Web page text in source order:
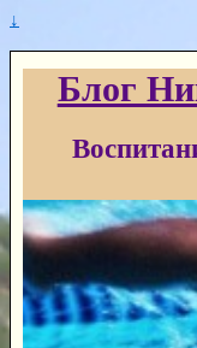
↓
Блог